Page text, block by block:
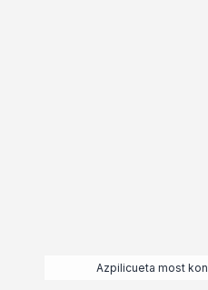
Azpilicueta most